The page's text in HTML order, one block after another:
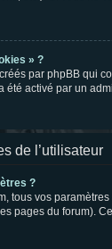
» ?
par phpBB qui
été activé par un
de l’utilisateur
?
tous vos
pages du forum).